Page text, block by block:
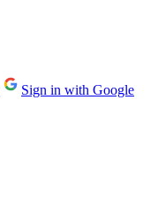
Sign in with Google